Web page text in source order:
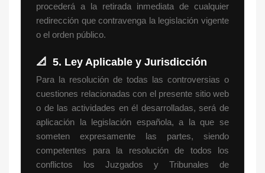
procederá a la retirada inmediata de cualquier
redirección que contravenga la legislación vigente
o el orden público.
📐 5. Ley Aplicable y Jurisdicción
Para la resolución de todas las controversias o
cuestiones relacionadas con el presente sitio web
o de las actividades en él desarrolladas, será de
aplicación la legislación española, a la que se
someten expresamente las partes, siendo
competentes para la resolución de todos los
conflictos los Juzgados y Tribunales de